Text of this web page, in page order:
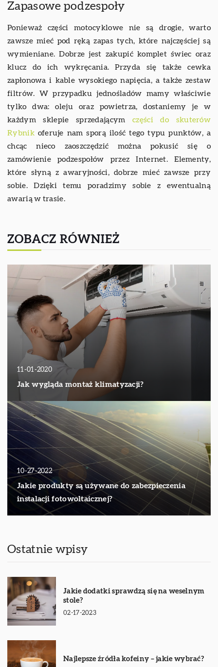
Zapasowe podzespoły
Ponieważ części motocyklowe nie są drogie, warto
zawsze mieć pod ręką zapas tych, które najczęściej są
wymieniane. Dobrze jest zakupić komplet świec oraz
klucz do ich wykręcania. Przyda się także cewka
zapłonowa i kable wysokiego napięcia, a także zestaw
filtrów. W przypadku jednośladów mamy właściwie
tylko dwa: oleju oraz powietrza, dostaniemy je w
każdym sklepie sprzedającymczęści do skuterów
Rybnikoferuje nam sporą ilość tego typu punktów, a
chcąc nieco zaoszczędzić można pokusić się o
zamówienie podzespołów przez Internet. Elementy,
które słyną z awaryjności, dobrze mieć zawsze przy
sobie. Dzięki temu poradzimy sobie z ewentualną
awarią w trasie.
ZOBACZ RÓWNIEŻ
11-01-2020
Jak wygląda montaż klimatyzacji?
10-27-2022
Jakie produkty są używane do zabezpieczenia
instalacji fotowoltaicznej?
Ostatnie wpisy
Jakie dodatki sprawdzą się na weselnym
stole?
02-17-2023
Najlepsze źródła kofeiny – jakie wybrać?